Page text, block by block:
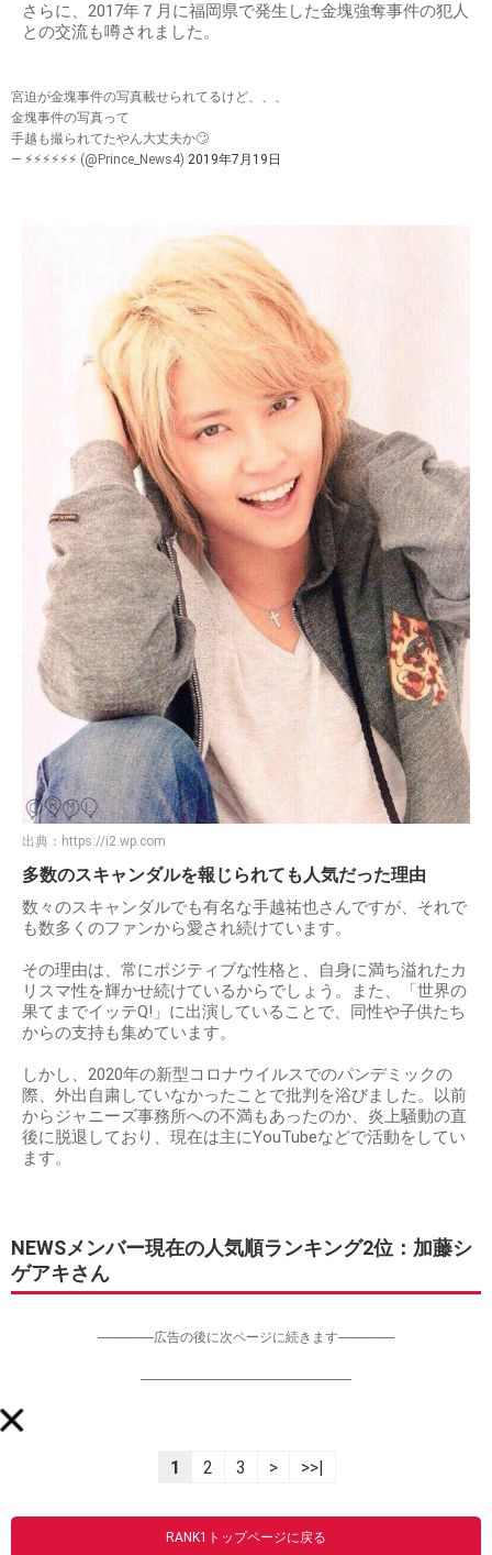
さらに、2017年７月に福岡県で発生した金塊強奪事件の犯人
との交流も噂されました。
宮迫が金塊事件の写真載せられてるけど、、、
金塊事件の写真って
手越も撮られてたやん大丈夫か🙄
— ⚡︎⚡︎⚡︎⚡︎⚡︎⚡︎ (@Prince_News4) 2019年7月19日
出典： https://i2.wp.com
多数のスキャンダルを報じられても人気だった理由
数々のスキャンダルでも有名な手越祐也さんですが、それで
も数多くのファンから愛され続けています。
その理由は、常にポジティブな性格と、自身に満ち溢れたカ
リスマ性を輝かせ続けているからでしょう。また、「世界の
果てまでイッテQ!」に出演していることで、同性や子供たち
からの支持も集めています。
しかし、2020年の新型コロナウイルスでのパンデミックの
際、外出自粛していなかったことで批判を浴びました。以前
からジャニーズ事務所への不満もあったのか、炎上騒動の直
後に脱退しており、現在は主にYouTubeなどで活動をしてい
ます。
NEWSメンバー現在の人気順ランキング2位：加藤シ
ゲアキさん
-----------------広告の後に次ページに続きます-----------------
----------------------------------------------------------------
1 2 3 > >>|
RANK1トップページに戻る